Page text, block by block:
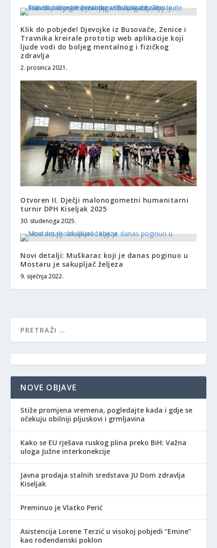
Klik do pobjede! Djevojke iz Busovače, Zenice i
Travnika kreirale prototip web aplikacije koji
ljude vodi do boljeg mentalnog i fizičkog
zdravlja
2. prosinca 2021.
Otvoren II. Dječji malonogometni humanitarni
turnir DPH Kiseljak 2025
30. studenoga 2025.
Novi detalji: Muškarac koji je danas poginuo u
Mostaru je sakupljač željeza
9. siječnja 2022.
NOVE OBJAVE
Stiže promjena vremena, pogledajte kada i gdje se
očekuju obilniji pljuskovi i grmljavina
Kako se EU rješava ruskog plina preko BiH: Važna
uloga Južne interkonekcije
Javna prodaja stalnih sredstava JU Dom zdravlja
Kiseljak
Preminuo je Vlatko Perić
Asistencija Lorene Terzić u visokoj pobjedi “Emine”
kao rođendanski poklon